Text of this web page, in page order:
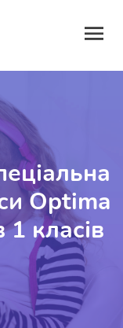
Optima
класів